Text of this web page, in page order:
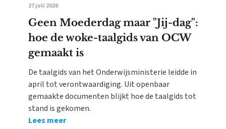
27 juli 2026
Geen Moederdag maar "Jij-dag":
hoe de woke-taalgids van OCW
gemaakt is
De taalgids van het Onderwijsministerie leidde in
april tot verontwaardiging. Uit openbaar
gemaakte documenten blijkt hoe de taalgids tot
stand is gekomen.
Lees meer